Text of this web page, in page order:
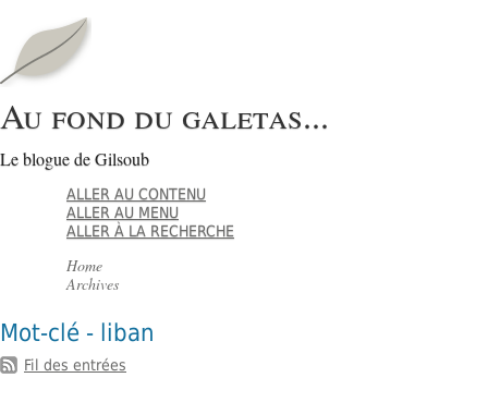
Au fond du galetas...
Le blogue de Gilsoub
ALLER AU CONTENU
ALLER AU MENU
ALLER À LA RECHERCHE
Home
Archives
Mot-clé - liban
Fil des entrées